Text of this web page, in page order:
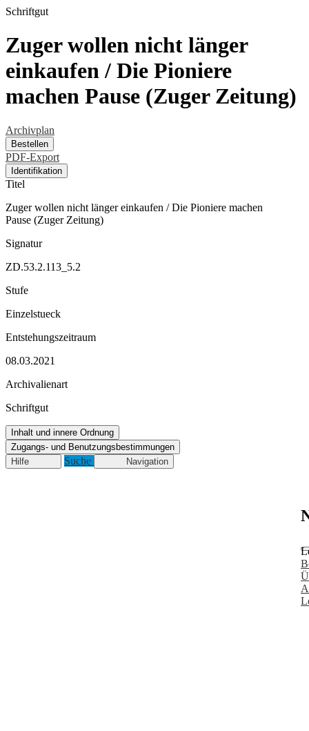
Schriftgut
Zuger wollen nicht länger
einkaufen / Die Pioniere
machen Pause (Zuger Zeitung)
Archivplan
Bestellen
PDF-Export
Identifikation
Titel
Zuger wollen nicht länger einkaufen / Die Pioniere machen
Pause (Zuger Zeitung)
Signatur
ZD.53.2.113_5.2
Stufe
Einzelstueck
Entstehungszeitraum
08.03.2021
Archivalienart
Schriftgut
Inhalt und innere Ordnung
Zugangs- und Benutzungsbestimmungen
Hilfe
Suche Navigation